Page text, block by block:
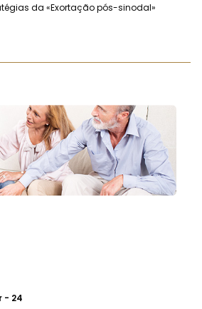
da «Exortação pós-sinodal»
- 24